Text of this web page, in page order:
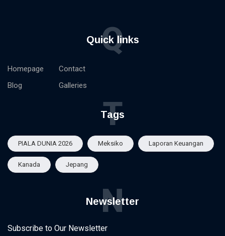
Quick links
Q
Homepage
Blog
Contact
Galleries
Tags
T
PIALA DUNIA 2026 Meksiko Laporan Keuangan
Kanada Jepang
Newsletter
N
Subscribe to Our Newsletter